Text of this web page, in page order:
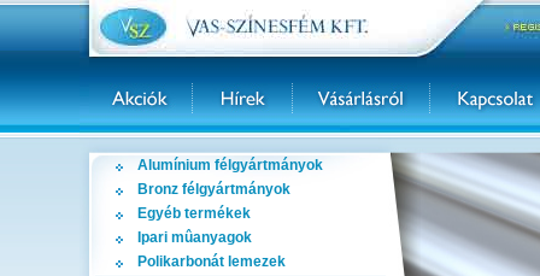
Alumínium félgyártmányok
Bronz félgyártmányok
Egyéb termékek
Ipari mûanyagok
Polikarbonát lemezek